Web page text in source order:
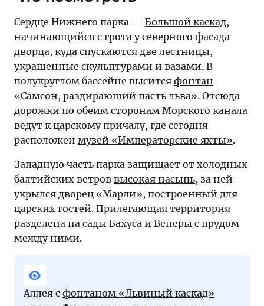
Сердце Нижнего парка — Большой каскад,
начинающийся с грота у северного фасада
дворца, куда спускаются две лестницы,
украшенные скульптурами и вазами. В
полукруглом бассейне высится фонтан
«Самсон, раздирающий пасть льва». Отсюда
дорожки по обеим сторонам Морского канала
ведут к царскому причалу, где сегодня
расположен музей «Императорские яхты».
Западную часть парка защищает от холодных
балтийских ветров высокая насыпь, за ней
укрылся дворец «Марли», построенный для
царских гостей. Прилегающая территория
разделена на сады Бахуса и Венеры с прудом
между ними.
Аллея с фонтаном «Львиный каскад»